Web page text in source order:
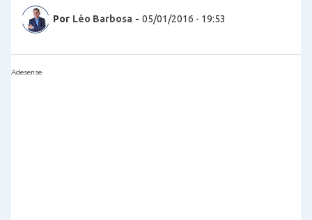
Por Léo Barbosa - 05/01/2016 - 19:53
Adesense